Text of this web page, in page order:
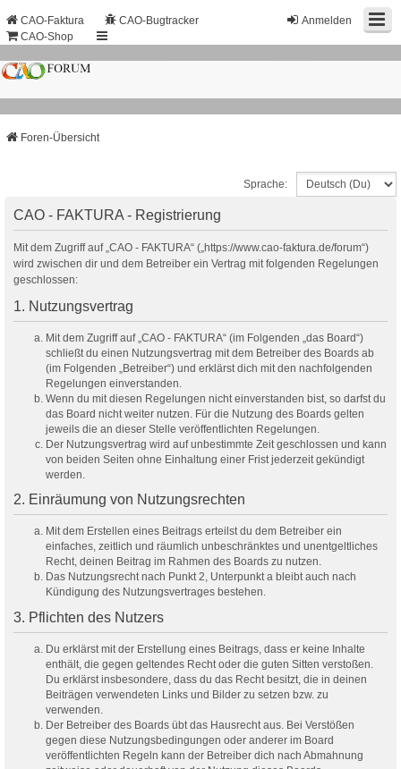
Anmelden
CAO-Faktura
CAO-Bugtracker
CAO-Shop
Foren-Übersicht
Sprache:
CAO - FAKTURA - Registrierung
Mit dem Zugriff auf „CAO - FAKTURA“ („https://www.cao-faktura.de/forum“)
wird zwischen dir und dem Betreiber ein Vertrag mit folgenden Regelungen
geschlossen:
1. Nutzungsvertrag
Mit dem Zugriff auf „CAO - FAKTURA“ (im Folgenden „das Board“)
schließt du einen Nutzungsvertrag mit dem Betreiber des Boards ab
(im Folgenden „Betreiber“) und erklärst dich mit den nachfolgenden
Regelungen einverstanden.
Wenn du mit diesen Regelungen nicht einverstanden bist, so darfst du
das Board nicht weiter nutzen. Für die Nutzung des Boards gelten
jeweils die an dieser Stelle veröffentlichten Regelungen.
Der Nutzungsvertrag wird auf unbestimmte Zeit geschlossen und kann
von beiden Seiten ohne Einhaltung einer Frist jederzeit gekündigt
werden.
2. Einräumung von Nutzungsrechten
Mit dem Erstellen eines Beitrags erteilst du dem Betreiber ein
einfaches, zeitlich und räumlich unbeschränktes und unentgeltliches
Recht, deinen Beitrag im Rahmen des Boards zu nutzen.
Das Nutzungsrecht nach Punkt 2, Unterpunkt a bleibt auch nach
Kündigung des Nutzungsvertrages bestehen.
3. Pflichten des Nutzers
Du erklärst mit der Erstellung eines Beitrags, dass er keine Inhalte
enthält, die gegen geltendes Recht oder die guten Sitten verstoßen.
Du erklärst insbesondere, dass du das Recht besitzt, die in deinen
Beiträgen verwendeten Links und Bilder zu setzen bzw. zu
verwenden.
Der Betreiber des Boards übt das Hausrecht aus. Bei Verstößen
gegen diese Nutzungsbedingungen oder anderer im Board
veröffentlichten Regeln kann der Betreiber dich nach Abmahnung